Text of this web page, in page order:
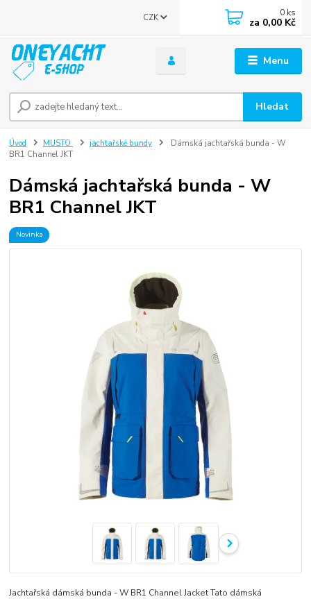
Menu
CZK
Hledat
0 ks
za 0,00 Kč
Úvod MUSTO jachtařské bundy
Dámská jachtařská bunda - W
BR1 Channel JKT
Dámská jachtařská bunda - W
BR1 Channel JKT
Novinka
Jachtařská dámská bunda - W BR1 Channel Jacket Tato dámská